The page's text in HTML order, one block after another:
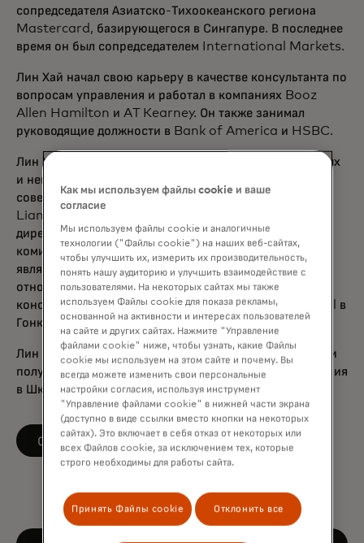
сопредседателя Азиатско-Тихоокеанского региона
Mastercard, базирующегося в Сингапуре. В последнее
время он был сопредседателем International Markets.
Лин Хай начал свою карьеру в качестве консультанта по
вопросам управления и работал в компаниях Booz
Allen Hamilton и AT Kearney. Он также занимал
руководящие должности в Bank of America и HSBC.
Лин Хай заслужил репутацию работы в корпоративных
и некоммерческих советах, а также в комитетах
советов. Он является председателем Wan Shi Wang
Lian Network Technology, директором совета
директоров Cuscal Limited в Сиднее и входит в
комитет по рискам Совета директоров. Он также
является директором Национального комитета по
отношениям между США и Китаем и старшим членом
консультативного совета CDIB Capital International в
Гонконге.
Лин Хай окончил Колледж Святой Розы в Нью-Йорке и
получил степень магистра делового администрирования
в Школе бизнеса Бут Чикагского университета.
Следите за LinkedIn
opens in a new tab
Как мы используем файлы cookie и ваше
согласие
Мы используем файлы cookie и аналогичные
технологии ("Файлы cookie") на наших веб-сайтах,
чтобы улучшить их, измерить их производительность,
понять нашу аудиторию и улучшить взаимодействие с
пользователями. На некоторых сайтах мы также
используем Файлы cookie для показа рекламы,
основанной на активности и интересах пользователей
на сайте и других сайтах. Нажмите "Управление
файлами cookie" ниже, чтобы узнать, какие Файлы
cookie мы используем на этом сайте и почему. Вы
всегда можете изменить свои персональные
настройки согласия, используя инструмент
"Управление файлами cookie" в нижней части экрана
(доступно в виде ссылки вместо кнопки на некоторых
сайтах). Это включает в себя отказ от некоторых или
всех Файлов cookie, за исключением тех, которые
строго необходимы для работы сайта.
Принять Файлы cookie Отклонить все